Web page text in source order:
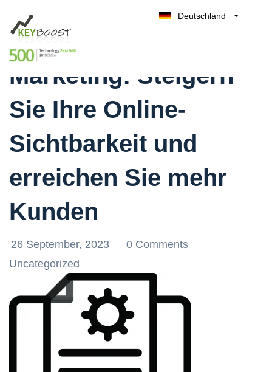
Deutschland
France
UK
Italia
Erfolgreiches SEO-
Marketing: Steigern
Sie Ihre Online-
Sichtbarkeit und
erreichen Sie mehr
Kunden
26 September, 2023
0 Comments
Uncategorized